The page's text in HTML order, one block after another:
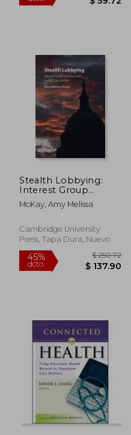
45%
dcto.
$ 108.58
Stealth Lobbying:
Interest Group
Influence and Health
Care Reform (en
McKay, Amy Melissa
Cambridge University
Press, Tapa Dura, Nuevo
45% $ 250.72